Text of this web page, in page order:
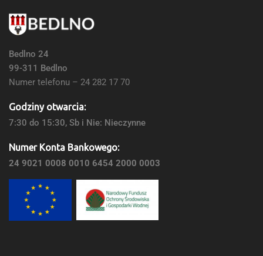
Bedlno 24
99-311 Bedlno
Numer telefonu – 24 282 17 70
Godziny otwarcia:
7:30 do 15:30, Sb i Nie: Nieczynne
Numer Konta Bankowego:
24 9021 0008 0010 6454 2000 0003